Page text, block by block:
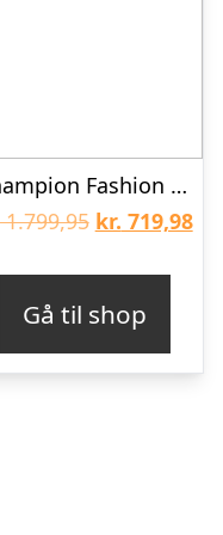
Champion Fashion Dynejakke – Sort/Grå m. Mønster
1.799,95 Den
kr. 1.799,95.
kr. 719,98
kr.
Gå til shop